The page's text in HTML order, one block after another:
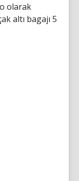
olarak
altı bagajı 5